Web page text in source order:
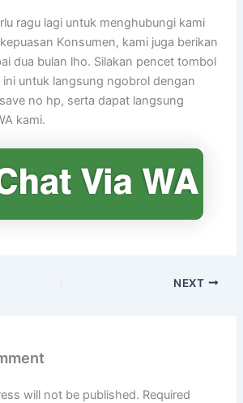
ragu lagi untuk menghubungi kami
Konsumen, kami juga berikan
dua bulan lho. Silakan pencet tombol
ini untuk langsung ngobrol dengan
no hp, serta dapat langsung
kami.
NEXT
will not be published. Required